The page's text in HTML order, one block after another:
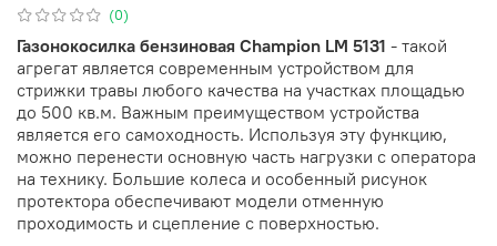
(0)
Газонокосилка бензиновая Champion LM 5131 - такой
агрегат является современным устройством для
стрижки травы любого качества на участках площадью
до 500 кв.м. Важным преимуществом устройства
является его самоходность. Используя эту функцию,
можно перенести основную часть нагрузки с оператора
на технику. Большие колеса и особенный рисунок
протектора обеспечивают модели отменную
проходимость и сцепление с поверхностью.